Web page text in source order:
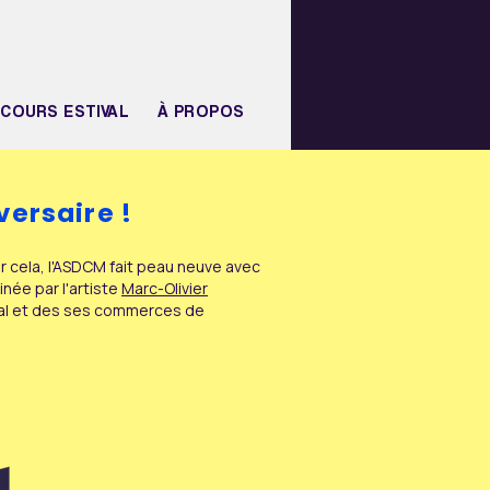
ESTIVAL À PROPOS
!
l'ASDCM fait peau neuve avec
par l'artiste Marc-Olivier
et des ses commerces de